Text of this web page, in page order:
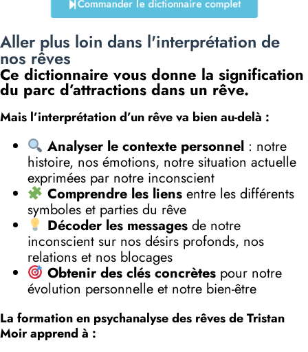
Commander le dictionnaire complet
Aller plus loin dans l'interprétation de
nos rêves
Ce dictionnaire vous donne la signification
du parc d’attractions dans un rêve.
Mais l’interprétation d’un rêve va bien au-delà :
Analyser le contexte personnel: notre
histoire, nos émotions, notre situation actuelle
exprimées par notre inconscient
Comprendre les liensentre les différents
symboles et parties du rêve
Décoder les messagesde notre
inconscient sur nos désirs profonds, nos
relations et nos blocages
Obtenir des clés concrètespour notre
évolution personnelle et notre bien-être
La formation en psychanalyse des rêves de Tristan
Moir apprend à :